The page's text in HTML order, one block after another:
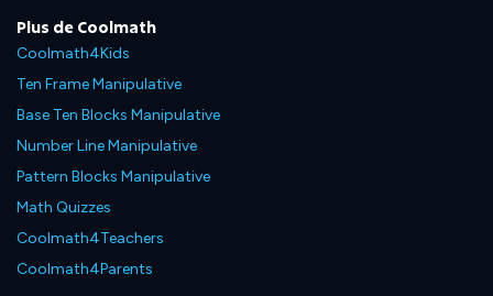
Plus de Coolmath
Coolmath4Kids
Ten Frame Manipulative
Base Ten Blocks Manipulative
Number Line Manipulative
Pattern Blocks Manipulative
Math Quizzes
Coolmath4Teachers
Coolmath4Parents